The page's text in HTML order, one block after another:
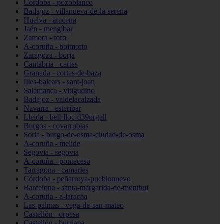
Córdoba - pozoblanco
Badajoz - villanueva-de-la-serena
Huelva - aracena
Jaén - mengíbar
Zamora - toro
A-coruña - boimorto
Zaragoza - borja
Cantabria - cartes
Granada - cortes-de-baza
Illes-balears - sant-joan
Salamanca - vitigudino
Badajoz - valdelacalzada
Navarra - esteribar
Lleida - bell-lloc-d39urgell
Burgos - covarrubias
Soria - burgo-de-osma-ciudad-de-osma
A-coruña - melide
Segovia - segovia
A-coruña - ponteceso
Tarragona - camarles
Córdoba - peñarroya-pueblonuevo
Barcelona - santa-margarida-de-montbui
A-coruña - a-laracha
Las-palmas - vega-de-san-mateo
Castellón - orpesa